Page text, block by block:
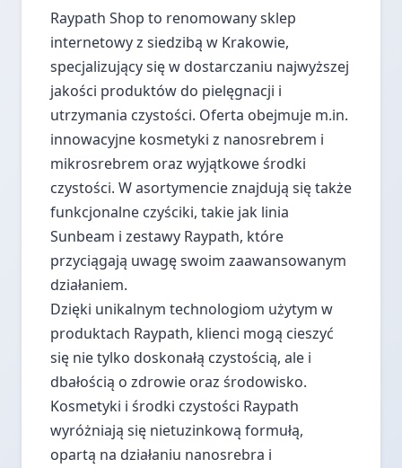
Raypath Shop to renomowany sklep
internetowy z siedzibą w Krakowie,
specjalizujący się w dostarczaniu najwyższej
jakości produktów do pielęgnacji i
utrzymania czystości. Oferta obejmuje m.in.
innowacyjne kosmetyki z nanosrebrem i
mikrosrebrem oraz wyjątkowe środki
czystości. W asortymencie znajdują się także
funkcjonalne czyściki, takie jak linia
Sunbeam i zestawy Raypath, które
przyciągają uwagę swoim zaawansowanym
działaniem.
Dzięki unikalnym technologiom użytym w
produktach Raypath, klienci mogą cieszyć
się nie tylko doskonałą czystością, ale i
dbałością o zdrowie oraz środowisko.
Kosmetyki i środki czystości Raypath
wyróżniają się nietuzinkową formułą,
opartą na działaniu nanosrebra i